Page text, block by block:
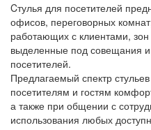
Cтулья для посетителей
офисов, переговорных
работающих с клиентами, зон
выделенные под совещания
посетителей.
Предлагаемый спектр
посетителям и гостям
а также при общении с
использования любых